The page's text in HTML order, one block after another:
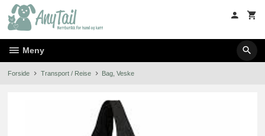
innholdet
Meny
Forside Transport / Reise Bag, Veske